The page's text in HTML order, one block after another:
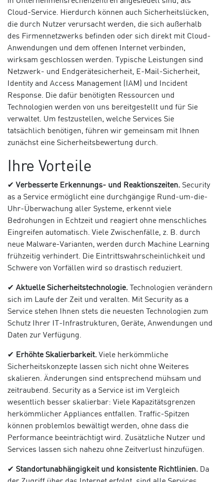
Cloud-Service. Hierdurch können auch Sicherheitslücken,
die durch Nutzer verursacht werden, die sich außerhalb
des Firmennetzwerks befinden oder sich direkt mit Cloud-
Anwendungen und dem offenen Internet verbinden,
wirksam geschlossen werden. Typische Leistungen sind
Netzwerk- und Endgerätesicherheit, E-Mail-Sicherheit,
Identity and Access Management (IAM) und Incident
Response. Die dafür benötigten Ressourcen und
Technologien werden von uns bereitgestellt und für Sie
verwaltet. Um festzustellen, welche Services Sie
tatsächlich benötigen, führen wir gemeinsam mit Ihnen
zunächst eine Sicherheitsbewertung durch.
Ihre Vorteile
✔ Verbesserte Erkennungs- und Reaktionszeiten. Security
as a Service ermöglicht eine durchgängige Rund-um-die-
Uhr-Überwachung aller Systeme, erkennt viele
Bedrohungen in Echtzeit und reagiert ohne menschliches
Eingreifen automatisch. Viele Zwischenfälle, z. B. durch
neue Malware-Varianten, werden durch Machine Learning
frühzeitig verhindert. Die Eintrittswahrscheinlichkeit und
Schwere von Vorfällen wird so drastisch reduziert.
✔ Aktuelle Sicherheitstechnologie. Technologien verändern
sich im Laufe der Zeit und veralten. Mit Security as a
Service stehen Ihnen stets die neuesten Technologien zum
Schutz Ihrer IT-Infrastrukturen, Geräte, Anwendungen und
Daten zur Verfügung.
✔ Erhöhte Skalierbarkeit. Viele herkömmliche
Sicherheitskonzepte lassen sich nicht ohne Weiteres
skalieren. Änderungen sind entsprechend mühsam und
zeitraubend. Security as a Service ist im Vergleich
wesentlich besser skalierbar: Viele Kapazitätsgrenzen
herkömmlicher Appliances entfallen. Traffic-Spitzen
können problemlos bewältigt werden, ohne dass die
Performance beeinträchtigt wird. Zusätzliche Nutzer und
Services lassen sich nahezu ohne Zeitverlust hinzufügen.
✔ Standortunabhängigkeit und konsistente Richtlinien. Da